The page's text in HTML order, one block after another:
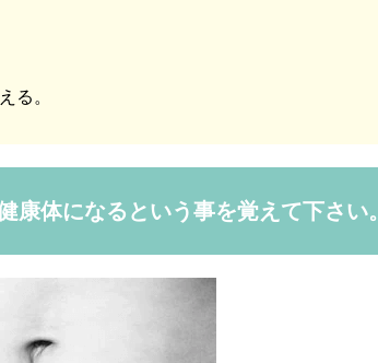
る。
体になるという事を覚えて下さい。